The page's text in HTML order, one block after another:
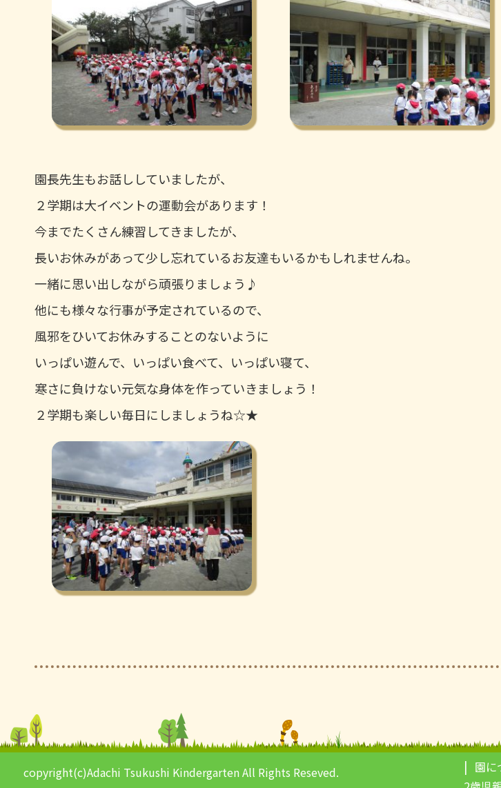
園長先生もお話ししていましたが、
２学期は大イベントの運動会があります！
今までたくさん練習してきましたが、
長いお休みがあって少し忘れているお友達もいるかもしれませんね。
一緒に思い出しながら頑張りましょう♪
他にも様々な行事が予定されているので、
風邪をひいてお休みすることのないように
いっぱい遊んで、いっぱい食べて、いっぱい寝て、
寒さに負けない元気な身体を作っていきましょう！
２学期も楽しい毎日にしましょうね☆★
copyright(c)Adachi Tsukushi Kindergarten All Rights Reseved. 園に